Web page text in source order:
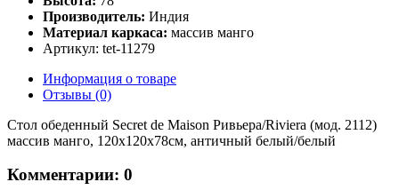
Производитель: Индия
Материал каркаса: массив манго
Артикул: tet-11279
Информация о товаре
Отзывы (0)
Стол обеденный Secret de Maison Ривьера/Riviera (мод. 2112)
массив манго, 120х120х78см, античный белый/белый
Комментарии: 0